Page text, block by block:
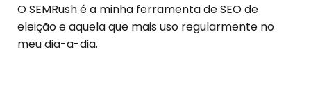
O SEMRush é a minha ferramenta de SEO de
eleição e aquela que mais uso regularmente no
meu dia-a-dia.